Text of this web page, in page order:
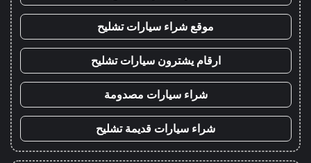
موقع شراء سيارات تشليح
ارقام يشترون سيارات تشليح
شراء سيارات مصدومة
شراء سيارات قديمة تشليح